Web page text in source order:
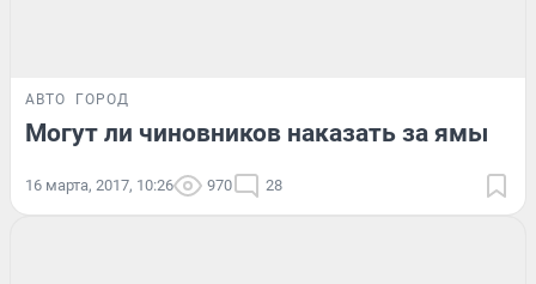
АВТО ГОРОД
Могут ли чиновников наказать за ямы
16 марта, 2017, 10:26 970 28